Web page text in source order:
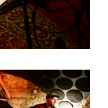
BOB DE VRIES
RICHARD POSTMA
SASKIA LUDDEN
ANNA HIEP
MARTSEN HUT
ARSEN TSKHAY
ERYN BOSMA